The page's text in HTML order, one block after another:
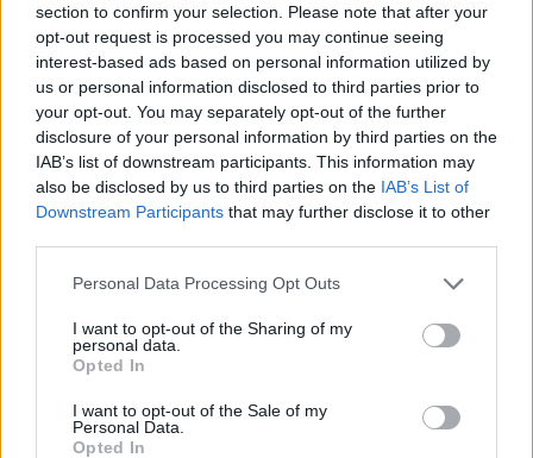
section to confirm your selection. Please note that after your
opt-out request is processed you may continue seeing
interest-based ads based on personal information utilized by
us or personal information disclosed to third parties prior to
your opt-out. You may separately opt-out of the further
disclosure of your personal information by third parties on the
IAB’s list of downstream participants. This information may
also be disclosed by us to third parties on the IAB’s List of
Downstream Participants that may further disclose it to other
Please note that this website/app uses one or more Google
not limited to your visit or usage behaviour. You may click to
grant or deny consent to Google and its third-party tags to
use your data for below specified purposes in below Google
consent section.
Personal Data Processing Opt Outs
I want to opt-out of the Sharing of my
personal data.
Opted In
I want to opt-out of the Sale of my
Personal Data.
Opted In
l'urine contribue à l'émergence de bactéries qui
irritent la peau délicate du bébé,
une hygiène incorrecte ou insuffisante de l'enfant
- ne pas laver la peau, utiliser des lingettes
humides allergisantes,
les levures et les levures fécales favorisent
l'irritation de la peau,
diarrhée prolongée et irritation associée,
anomalies congénitales du système urinaire,
fuites urinaires/fécales associées qui provoquent
des irritations cutanées.